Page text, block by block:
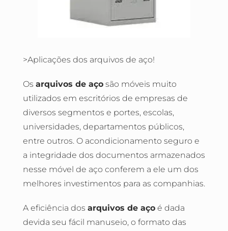
>Aplicações dos arquivos de aço!
Os arquivos de açosão móveis muito
utilizados em escritórios de empresas de
diversos segmentos e portes, escolas,
universidades, departamentos públicos,
entre outros. O acondicionamento seguro e
a integridade dos documentos armazenados
nesse móvel de aço conferem a ele um dos
melhores investimentos para as companhias.
A eficiência dos arquivos de açoé dada
devida seu fácil manuseio, o formato das